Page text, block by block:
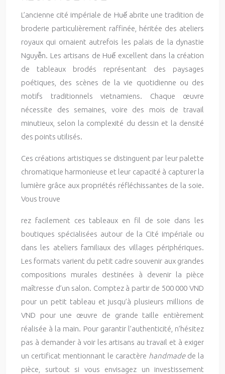
L’ancienne cité impériale de Huế abrite une tradition de
broderie particulièrement raffinée, héritée des ateliers
royaux qui ornaient autrefois les palais de la dynastie
Nguyễn. Les artisans de Huế excellent dans la création
de tableaux brodés représentant des paysages
poétiques, des scènes de la vie quotidienne ou des
motifs traditionnels vietnamiens. Chaque œuvre
nécessite des semaines, voire des mois de travail
minutieux, selon la complexité du dessin et la densité
des points utilisés.
Ces créations artistiques se distinguent par leur palette
chromatique harmonieuse et leur capacité à capturer la
lumière grâce aux propriétés réfléchissantes de la soie.
Vous trouve
rez facilement ces tableaux en fil de soie dans les
boutiques spécialisées autour de la Cité impériale ou
dans les ateliers familiaux des villages périphériques.
Les formats varient du petit cadre souvenir aux grandes
compositions murales destinées à devenir la pièce
maîtresse d’un salon. Comptez à partir de 500 000 VND
pour un petit tableau et jusqu’à plusieurs millions de
VND pour une œuvre de grande taille entièrement
réalisée à la main. Pour garantir l’authenticité, n’hésitez
pas à demander à voir les artisans au travail et à exiger
un certificat mentionnant le caractère handmadede la
pièce, surtout si vous envisagez un investissement